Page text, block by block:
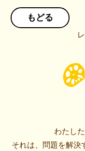
もどる
わたし
それは、問題を解決